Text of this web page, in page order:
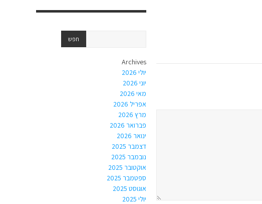
Archives
יולי 2026
יוני 2026
מאי 2026
אפריל 2026
מרץ 2026
פברואר 2026
ינואר 2026
דצמבר 2025
נובמבר 2025
אוקטובר 2025
ספטמבר 2025
אוגוסט 2025
יולי 2025